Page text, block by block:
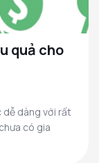
quả cho
dễ dàng với rất
có gia